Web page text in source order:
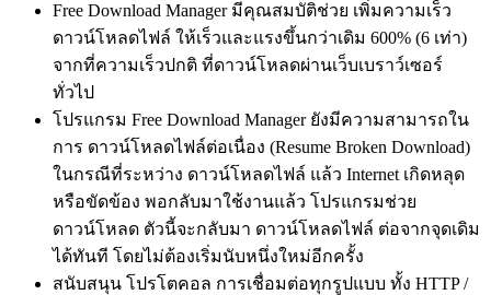
Free Download Manager มีคุณสมบัติช่วย เพิ่มความเร็ว
ดาวน์โหลดไฟล์ ให้เร็วและแรงขึ้นกว่าเดิม 600% (6 เท่า)
จากที่ความเร็วปกติ ที่ดาวน์โหลดผ่านเว็บเบราว์เซอร์
ทั่วไป
โปรแกรม Free Download Manager ยังมีความสามารถใน
การ ดาวน์โหลดไฟล์ต่อเนื่อง (Resume Broken Download)
ในกรณีที่ระหว่าง ดาวน์โหลดไฟล์ แล้ว Internet เกิดหลุด
หรือขัดข้อง พอกลับมาใช้งานแล้ว โปรแกรมช่วย
ดาวน์โหลด ตัวนี้จะกลับมา ดาวน์โหลดไฟล์ ต่อจากจุดเดิม
ได้ทันที โดยไม่ต้องเริ่มนับหนึ่งใหม่อีกครั้ง
สนับสนุน โปรโตคอล การเชื่อมต่อทุกรูปแบบ ทั้ง HTTP /